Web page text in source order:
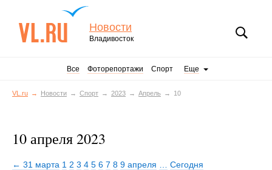
Новости
Владивосток
Все Фоторепортажи Спорт Еще
VL.ru Новости Спорт 2023 Апрель 10
10 апреля 2023
← 31 марта 1 2 3 4 5 6 7 8 9 апреля Сегодня